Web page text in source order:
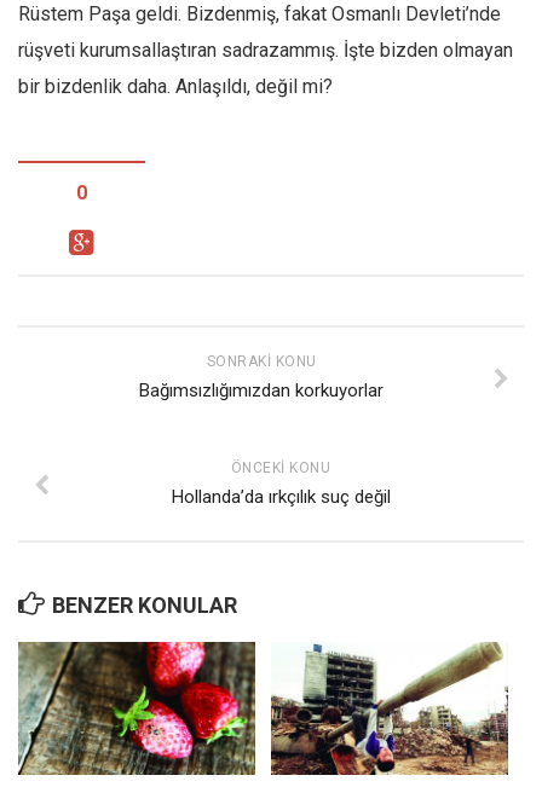
Rüstem Paşa geldi. Bizdenmiş, fakat Osmanlı Devleti’nde
rüşveti kurumsallaştıran sadrazammış. İşte bizden olmayan
bir bizdenlik daha. Anlaşıldı, değil mi?
0
SONRAKI KONU
Bağımsızlığımızdan korkuyorlar
ÖNCEKI KONU
Hollanda’da ırkçılık suç değil
BENZER KONULAR